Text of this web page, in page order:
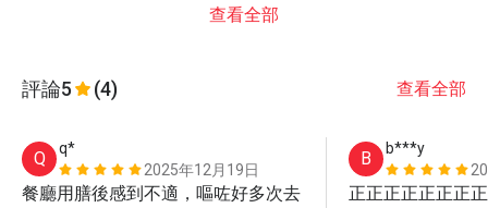
查看全部
評論5 (4) 查看全部
Q
q*
2025年12月19日
餐廳用膳後感到不適，嘔咗好多次去
B
b***y
正正正正正正正